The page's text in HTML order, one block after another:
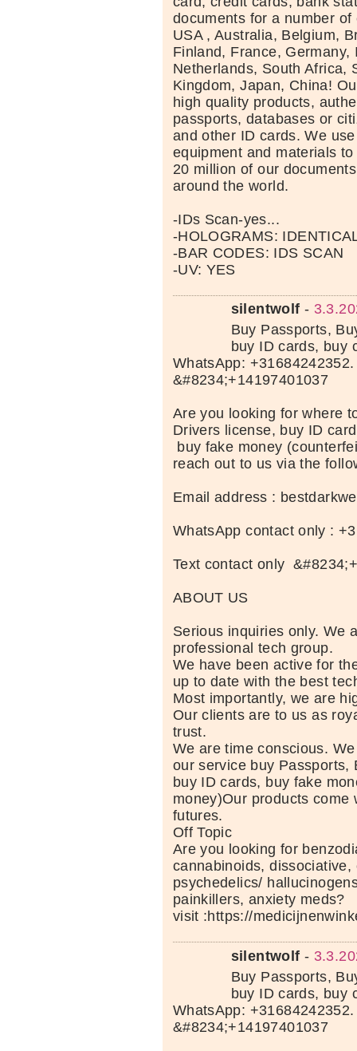
documents for a number
USA , Australia, Belgium,
Finland, France, Germany,
Netherlands, South Africa,
Kingdom, Japan, China!
high quality products,
passports, databases or
and other ID cards. We
equipment and materials
20 million of our
around the world.
-IDs Scan-yes...
-HOLOGRAMS:
-BAR CODES: IDS SCAN
-UV: YES
silentwolf -
Buy Passports,
buy ID cards, buy
WhatsApp: +31684242352.
&#8234;+14197401037
Are you looking for where
Drivers license, buy ID
buy fake money
reach out to us via the
Email address :
WhatsApp contact only :
Text contact only
ABOUT US
Serious inquiries only. We
professional tech group.
We have been active for
up to date with the best
Most importantly, we are
Our clients are to us as
trust.
We are time conscious.
our service buy Passports,
buy ID cards, buy fake
money)Our products come
futures.
Off Topic
Are you looking for
cannabinoids,
psychedelics/
painkillers, anxiety meds?
visit :https://
silentwolf -
Buy Passports,
buy ID cards, buy
WhatsApp: +31684242352.
&#8234;+14197401037